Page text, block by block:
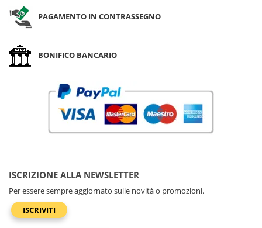
PAGAMENTO IN CONTRASSEGNO
BONIFICO BANCARIO
ISCRIZIONE ALLA NEWSLETTER
Per essere sempre aggiornato sulle novità o promozioni.
ISCRIVITI